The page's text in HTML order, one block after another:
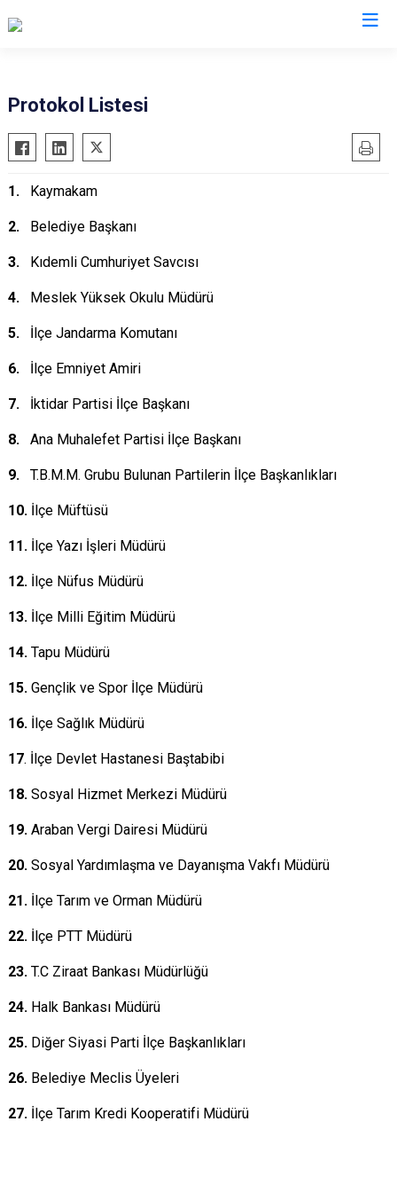
Araban
İslahiye
Karkamış
Nizip
Şahinbey
Şehitkamil
Yavuzeli
Protokol Listesi
1. Kaymakam
2. Belediye Başkanı
3. Kıdemli Cumhuriyet Savcısı
4. Meslek Yüksek Okulu Müdürü
5. İlçe Jandarma Komutanı
6. İlçe Emniyet Amiri
7. İktidar Partisi İlçe Başkanı
8. Ana Muhalefet Partisi İlçe Başkanı
9. T.B.M.M. Grubu Bulunan Partilerin İlçe Başkanlıkları
10. İlçe Müftüsü
11. İlçe Yazı İşleri Müdürü
12. İlçe Nüfus Müdürü
13. İlçe Milli Eğitim Müdürü
14. Tapu Müdürü
15. Gençlik ve Spor İlçe Müdürü
16. İlçe Sağlık Müdürü
17. İlçe Devlet Hastanesi Baştabibi
18. Sosyal Hizmet Merkezi Müdürü
19. Araban Vergi Dairesi Müdürü
20. Sosyal Yardımlaşma ve Dayanışma Vakfı Müdürü
21. İlçe Tarım ve Orman Müdürü
22. İlçe PTT Müdürü
23. T.C Ziraat Bankası Müdürlüğü
24. Halk Bankası Müdürü
25. Diğer Siyasi Parti İlçe Başkanlıkları
26. Belediye Meclis Üyeleri
27. İlçe Tarım Kredi Kooperatifi Müdürü